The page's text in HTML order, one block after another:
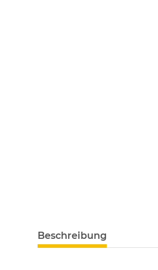
Beschreibung